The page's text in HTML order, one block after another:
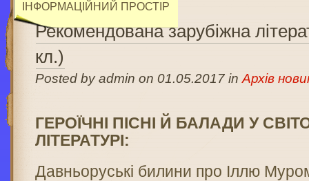
ІНФОРМАЦІЙНИЙ ПРОСТІР
Рекомендована зарубіжна
кл.)
Posted by admin on 01.05.2017 inАрхів
ГЕРОЇЧНІ ПІСНІ Й БАЛАДИ У
ЛІТЕРАТУРІ:
Давньоруські билини про Іллю